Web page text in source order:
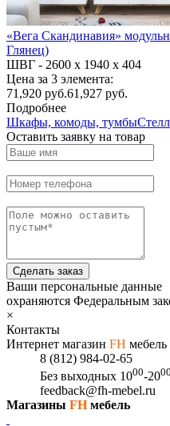
«Вега Скандинавия»
Глянец)
ШВГ - 2600 х 1940 х 404
Цена за 3 элемента:
71,920 руб.61,927 руб.
Подробнее
Шкафы, комоды, тумбы
Оставить заявку на товар
Сделать заказ
Ваши персональные данные
охраняются Федеральным
×
Контакты
Интернет магазин FH мебель
8 (812) 984-02-65
Без выходных 1000-2000
feedback@fh-mebel.ru
Магазины FHмебель